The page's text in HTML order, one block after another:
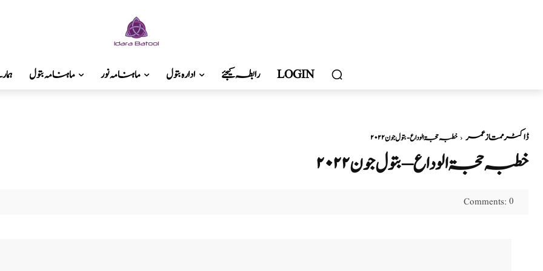
ماہنامہ بتول ماہنامہ نور ادارہ بتول رابطہ کیجئے LOGIN
ڈاکٹر ممتاز عمر خطبہ حجۃ الوداع - بتول جون ۲۰۲۲
خطبہ حجۃ الوداع – بتول جون ۲۰۲۲
Comments: 0